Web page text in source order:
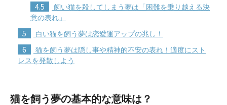
4.5
飼い猫を殺してしまう夢は「困難を乗り越える決
意の表れ」
5 白い猫を飼う夢は恋愛運アップの兆し！
6
猫を飼う夢は隠し事や精神的不安の表れ！適度にスト
レスを発散しよう
猫を飼う夢の基本的な意味は？